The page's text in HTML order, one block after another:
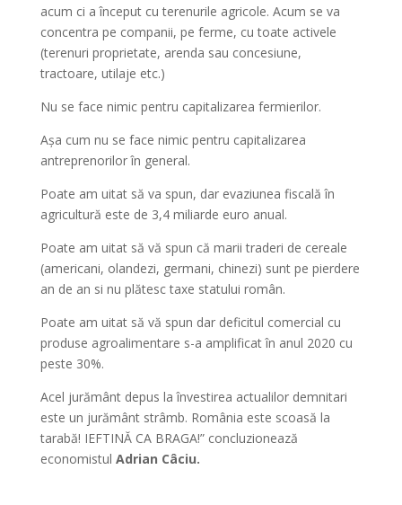
acum ci a început cu terenurile agricole. Acum se va
concentra pe companii, pe ferme, cu toate activele
(terenuri proprietate, arenda sau concesiune,
tractoare, utilaje etc.)
Nu se face nimic pentru capitalizarea fermierilor.
Așa cum nu se face nimic pentru capitalizarea
antreprenorilor în general.
Poate am uitat să va spun, dar evaziunea fiscală în
agricultură este de 3,4 miliarde euro anual.
Poate am uitat să vă spun că marii traderi de cereale
(americani, olandezi, germani, chinezi) sunt pe pierdere
an de an si nu plătesc taxe statului român.
Poate am uitat să vă spun dar deficitul comercial cu
produse agroalimentare s-a amplificat în anul 2020 cu
peste 30%.
Acel jurământ depus la învestirea actualilor demnitari
este un jurământ strâmb. România este scoasă la
tarabă! IEFTINĂ CA BRAGA!” concluzionează
economistul Adrian Câciu.